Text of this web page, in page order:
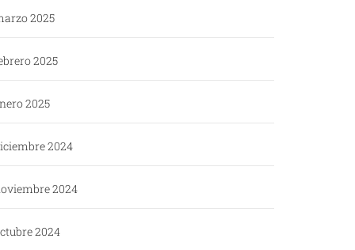
2025
2025
2025
2024
2024
2024